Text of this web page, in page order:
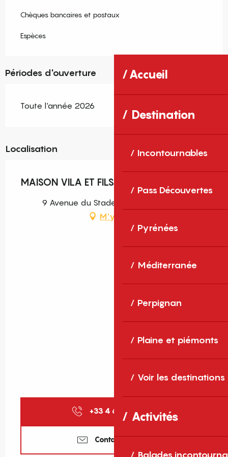
Accueil
Destination
Incontournables
Pass Découvertes
Pyrénées
Méditerranée
Perpignan
Plaine et piémonts
Voir les destinations
Activités
Balades
Chèques bancaires et postaux
Espèces
Périodes d'ouverture
Toute l'année 2026
Localisation
MAISON VILA ET FILS
9 Avenue du Stade, 66350 Toulouges
M'y rendre
+33 4 68 56 46 ▒▒
Contactez-nous